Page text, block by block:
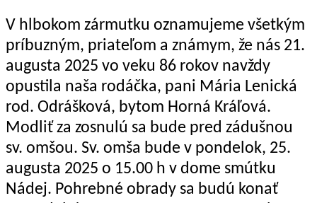
V hlbokom zármutku oznamujeme všetkým
príbuzným, priateľom a známym, že nás 21.
augusta 2025 vo veku 86 rokov navždy
opustila naša rodáčka, pani Mária Lenická
rod. Odrášková, bytom Horná Kráľová.
Modliť za zosnulú sa bude pred zádušnou
sv. omšou. Sv. omša bude v pondelok, 25.
augusta 2025 o 15.00 h v dome smútku
Nádej. Pohrebné obrady sa budú konať